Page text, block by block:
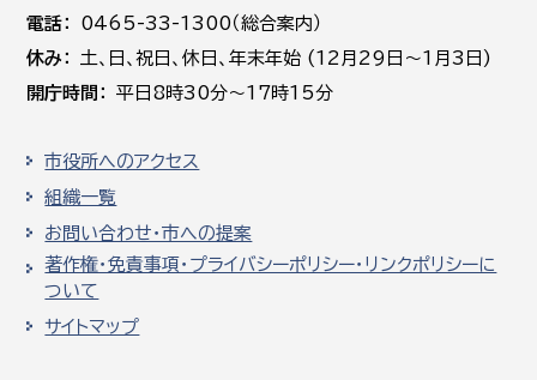
電話
0465-33-1300（総合案内）
休み
土､日､祝日、休日、年末年始 (12月29日～1月3日)
開庁時間
平日8時30分～17時15分
市役所へのアクセス
組織一覧
お問い合わせ・市への提案
著作権・免責事項・プライバシーポリシー・リンクポリシーに
ついて
サイトマップ